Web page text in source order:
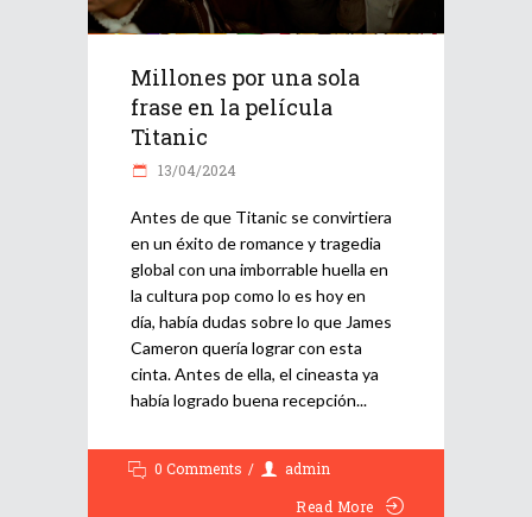
Millones por una sola
frase en la película
Titanic
13/04/2024
Antes de que Titanic se convirtiera
en un éxito de romance y tragedia
global con una imborrable huella en
la cultura pop como lo es hoy en
día, había dudas sobre lo que James
Cameron quería lograr con esta
cinta. Antes de ella, el cineasta ya
había logrado buena recepción
0 Comments
admin
Read More